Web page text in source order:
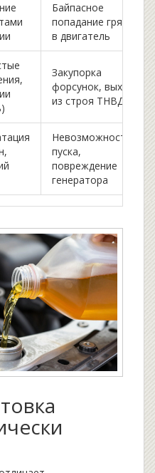
Байпасное
попадание грязи
в двигатель
Закупорка
форсунок, выход
из строя ТНВД
Невозможность
пуска,
повреждение
генератора